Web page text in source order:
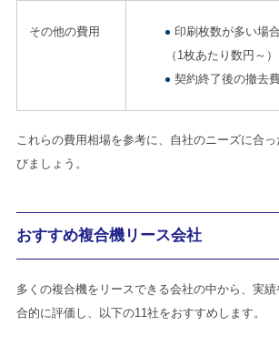
その他の費用
印刷枚数が多い場
（1枚あたり数円～）
契約終了後の撤去
これらの費用相場を参考に、自社のニーズに合
びましょう。
おすすめ複合機リース会社
多くの複合機をリースできる会社の中から、実
合的に評価し、以下の11社をおすすめします。